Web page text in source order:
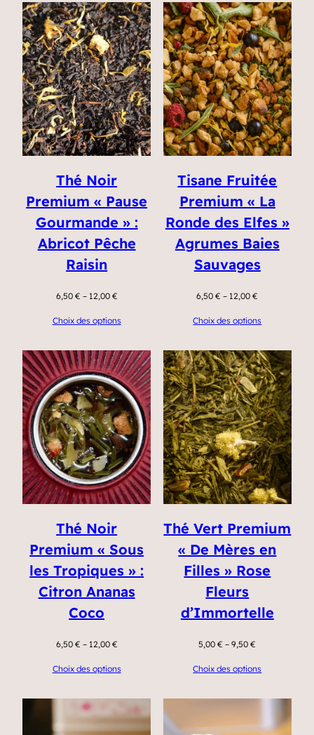
Thé Noir
Premium « Pause
Gourmande » :
Abricot Pêche
Raisin
6,50 € – 12,00 €
Choix des options
Tisane Fruitée
Premium « La
Ronde des Elfes »
Agrumes Baies
Sauvages
6,50€ – 12,00€
Choix des options
Thé Noir
Premium « Sous
les Tropiques » :
Citron Ananas
Coco
6,50 € – 12,00 €
Choix des options
Thé Vert Premium
« De Mères en
Filles » Rose
Fleurs
d’Immortelle
5,00€ –9,50€
Choix des options